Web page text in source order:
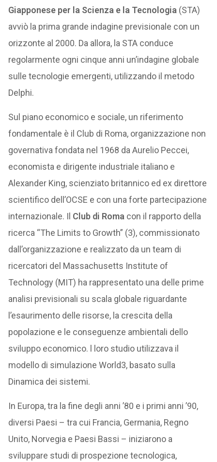
Giapponese per la Scienza e la Tecnologia (STA)
avviò la prima grande indagine previsionale con un
orizzonte al 2000. Da allora, la STA conduce
regolarmente ogni cinque anni un’indagine globale
sulle tecnologie emergenti, utilizzando il metodo
Delphi.
Sul piano economico e sociale, un riferimento
fondamentale è il Club di Roma, organizzazione non
governativa fondata nel 1968 da Aurelio Peccei,
economista e dirigente industriale italiano e
Alexander King, scienziato britannico ed ex direttore
scientifico dell’OCSE e con una forte partecipazione
internazionale. Il Club di Roma con il rapporto della
ricerca “The Limits to Growth” (3), commissionato
dall’organizzazione e realizzato da un team di
ricercatori del Massachusetts Institute of
Technology (MIT) ha rappresentato una delle prime
analisi previsionali su scala globale riguardante
l’esaurimento delle risorse, la crescita della
popolazione e le conseguenze ambientali dello
sviluppo economico. l loro studio utilizzava il
modello di simulazione World3, basato sulla
Dinamica dei sistemi.
In Europa, tra la fine degli anni ’80 e i primi anni ’90,
diversi Paesi – tra cui Francia, Germania, Regno
Unito, Norvegia e Paesi Bassi – iniziarono a
sviluppare studi di prospezione tecnologica,